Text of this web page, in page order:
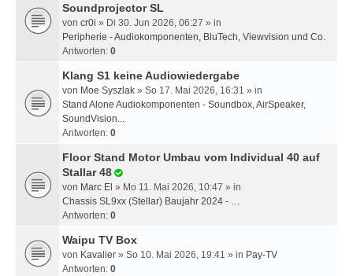
Soundprojector SL
von cr0i » Di 30. Jun 2026, 06:27 » in
Peripherie - Audiokomponenten, BluTech, Viewvision und Co.
Antworten: 0
Klang S1 keine Audiowiedergabe
von Moe Syszlak » So 17. Mai 2026, 16:31 » in
Stand Alone Audiokomponenten - Soundbox, AirSpeaker,
SoundVision...
Antworten: 0
Floor Stand Motor Umbau vom Individual 40 auf
Stallar 48
von Marc El » Mo 11. Mai 2026, 10:47 » in
Chassis SL9xx (Stellar) Baujahr 2024 - …
Antworten: 0
Waipu TV Box
von Kavalier » So 10. Mai 2026, 19:41 » in Pay-TV
Antworten: 0